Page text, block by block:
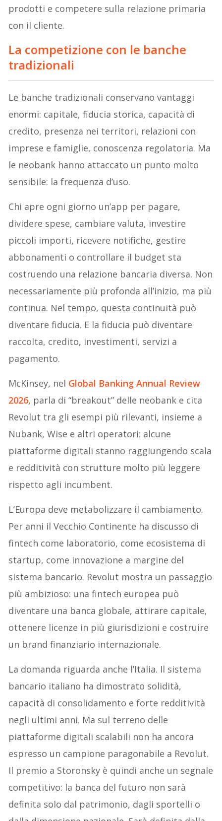
prodotti e competere sulla relazione primaria
con il cliente.
La competizione con le banche
tradizionali
Le banche tradizionali conservano vantaggi
enormi: capitale, fiducia storica, capacità di
credito, presenza nei territori, relazioni con
imprese e famiglie, conoscenza regolatoria. Ma
le neobank hanno attaccato un punto molto
sensibile: la frequenza d’uso.
Chi apre ogni giorno un’app per pagare,
dividere spese, cambiare valuta, investire
piccoli importi, ricevere notifiche, gestire
abbonamenti o controllare il budget sta
costruendo una relazione bancaria diversa. Non
necessariamente più profonda all’inizio, ma più
continua. Nel tempo, questa continuità può
diventare fiducia. E la fiducia può diventare
raccolta, credito, investimenti, servizi a
pagamento.
McKinsey, nel Global Banking Annual Review
2026, parla di “breakout” delle neobank e cita
Revolut tra gli esempi più rilevanti, insieme a
Nubank, Wise e altri operatori: alcune
piattaforme digitali stanno raggiungendo scala
e redditività con strutture molto più leggere
rispetto agli incumbent.
L’Europa deve metabolizzare il cambiamento.
Per anni il Vecchio Continente ha discusso di
fintech come laboratorio, come ecosistema di
startup, come innovazione a margine del
sistema bancario. Revolut mostra un passaggio
più ambizioso: una fintech europea può
diventare una banca globale, attirare capitale,
ottenere licenze in più giurisdizioni e costruire
un brand finanziario internazionale.
La domanda riguarda anche l’Italia. Il sistema
bancario italiano ha dimostrato solidità,
capacità di consolidamento e forte redditività
negli ultimi anni. Ma sul terreno delle
piattaforme digitali scalabili non ha ancora
espresso un campione paragonabile a Revolut.
Il premio a Storonsky è quindi anche un segnale
competitivo: la banca del futuro non sarà
definita solo dal patrimonio, dagli sportelli o